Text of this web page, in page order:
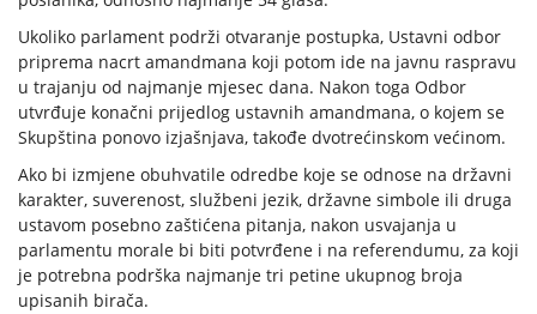
Ukoliko parlament podrži otvaranje postupka, Ustavni odbor
priprema nacrt amandmana koji potom ide na javnu raspravu
u trajanju od najmanje mjesec dana. Nakon toga Odbor
utvrđuje konačni prijedlog ustavnih amandmana, o kojem se
Skupština ponovo izjašnjava, takođe dvotrećinskom većinom.
Ako bi izmjene obuhvatile odredbe koje se odnose na državni
karakter, suverenost, službeni jezik, državne simbole ili druga
ustavom posebno zaštićena pitanja, nakon usvajanja u
parlamentu morale bi biti potvrđene i na referendumu, za koji
je potrebna podrška najmanje tri petine ukupnog broja
upisanih birača.